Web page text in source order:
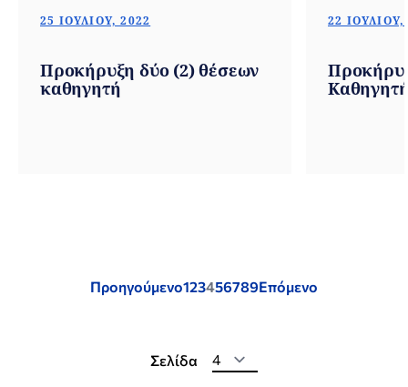
25 ΙΟΥΛΊΟΥ, 2022
Προκήρυξη δύο (2) θέσεων
καθηγητή
22 ΙΟΥΛΊΟΥ,
Posts
Προηγούμενο123456789Επόμενο
Σελίδα